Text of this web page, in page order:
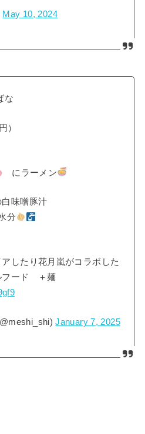
May 10, 2024
な
）
にラーメン
味噌豚汁
分
したり花月嵐がコラボした
フード ＋麺
January 7, 2025